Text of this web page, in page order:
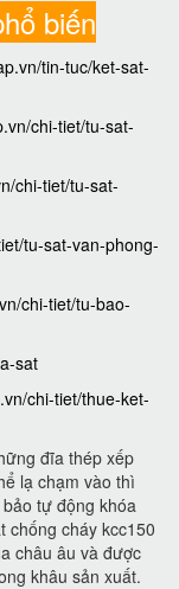
biến
tin-tuc/ket-sat-
chi-tiet/tu-sat-
chi-tiet/tu-sat-
tu-sat-van-phong-
chi-tiet/tu-bao-
sat
chi-tiet/thue-ket-
đĩa thép xếp
lạ chạm vào thì
tự động khóa
chống cháy kcc150
châu âu và được
khâu sản xuất.